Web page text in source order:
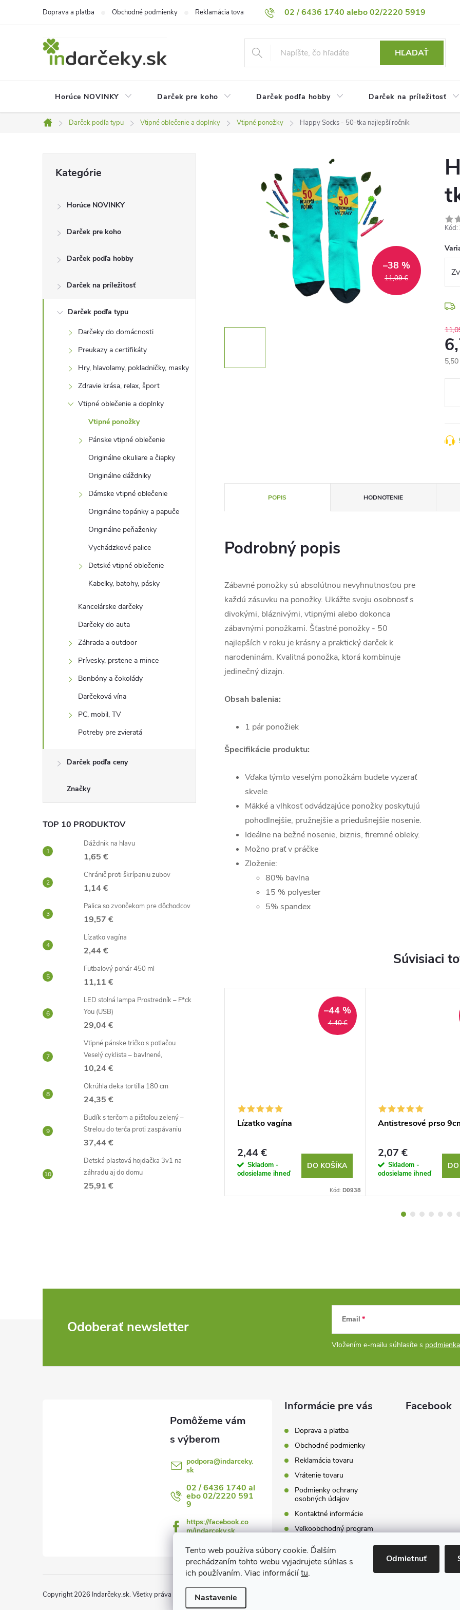
Tento web používa súbory cookie. Ďalším
prechádzaním tohto webu vyjadrujete súhlas s
ich používaním. Viac informáciítu.
Nastavenie
Odmietnuť
02 / 6436 1740 alebo 02/2220 5919
Doprava a platba Obchodné podmienky Reklamácia tovaru Vrátenie tovaru Podmienky ochrany osobných údajov
HĽADAŤ
Horúce NOVINKY Darček pre koho Darček podľa hobby Darček na príležitosť
Domov
Darček podľa typu Vtipné oblečenie a doplnky Vtipné ponožky Happy Socks - 50-tka najlepší ročník
p
kategórie
Kategórie
Horúce NOVINKY
Darček pre koho
Darček podľa hobby
Darček na príležitosť
Darček podľa typu
Darčeky do domácnosti
Preukazy a certifikáty
Hry, hlavolamy, pokladničky, masky
Zdravie krása, relax, šport
Vtipné oblečenie a doplnky
Vtipné ponožky
Pánske vtipné oblečenie
Originálne okuliare a čiapky
Originálne dáždniky
Dámske vtipné oblečenie
Originálne topánky a papuče
Originálne peňaženky
Vychádzkové palice
Detské vtipné oblečenie
Kabelky, batohy, pásky
Kancelárske darčeky
Darčeky do auta
Záhrada a outdoor
Prívesky, prstene a mince
Bonbóny a čokolády
Darčeková vína
PC, mobil, TV
Potreby pre zvieratá
Darček podľa ceny
Značky
TOP 10 PRODUKTOV
Dáždnik na hlavu
1,65 €
Chránič proti škrípaniu zubov
1,14 €
Palica so zvončekom pre dôchodcov
19,57 €
Lízatko vagína
2,44 €
Futbalový pohár 450 ml
11,11 €
LED stolná lampa Prostredník – F*ck
You (USB)
29,04 €
Vtipné pánske tričko s potlačou
Veselý cyklista – bavlnené,
10,24 €
Okrúhla deka tortilla 180 cm
24,35 €
Budík s terčom a pištoľou zelený –
Strelou do terča proti zaspávaniu
37,44 €
Detská plastová hojdačka 3v1 na
záhradu aj do domu
25,91 €
11,09 €
–38 %
Kód:
POPIS HODNOTENIE
Podrobný popis
Zábavné ponožky sú absolútnou nevyhnutnosťou pre
každú zásuvku na ponožky. Ukážte svoju osobnosť s
divokými, bláznivými, vtipnými alebo dokonca
zábavnými ponožkami. Šťastné ponožky - 50
najlepších v roku je krásny a praktický darček k
narodeninám. Kvalitná ponožka, ktorá kombinuje
jedinečný dizajn.
Obsah balenia:
1 pár ponožiek
Špecifikácie produktu:
Vďaka týmto veselým ponožkám budete vyzerať
skvele
Mäkké a vlhkosť odvádzajúce ponožky poskytujú
pohodlnejšie, pružnejšie a priedušnejšie nosenie.
Ideálne na bežné nosenie, biznis, firemné obleky.
Možno prať v práčke
Zloženie:
80% bavlna
15 % polyester
5% spandex
Súvisiaci
–39 %
Cestoviny penis
Skladom -
odosielame ihneď
DO KOŠÍKA
4,40 €
–44 %
Lízatko vagína
2,44 €
Skladom -
odosielame ihneď
DO KOŠÍKA
Kód: D0938
Antistresové prso
2,07 €
Skladom -
odosielame ihneď
Odoberať newsletter Email
Vložením e-mailu súhlasíte s
podpora@indarceky.
sk
02 / 6436 1740 al
ebo 02/2220 591
9
https://facebook.co
m/indarceky.sk
Informácie pre vás
Doprava a platba
Obchodné podmienky
Reklamácia tovaru
Vrátenie tovaru
Podmienky ochrany
osobných údajov
Kontaktné informácie
Veľkoobchodný program
Facebook
Copyright 2026 Indarčeky.sk. Všetky práva vyhradené.Upraviť nastavenie cookies